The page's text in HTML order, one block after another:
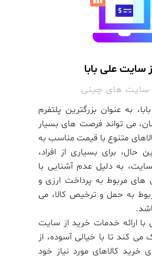
سایت علی بابا
سایت های چینی
به عنوان بزرگترین پلتفرم
می تواند فرصت های بسیار
متنوع با قیمت مناسب به
حال، برای بسیاری از افراد،
به دلیل عدم آشنایی با
های مربوط به پرداخت ارزی و
به حمل و ترخیص کالا، می
ارائه خدمات خرید از سایت
می کند تا با خیالی آسوده، از
خرید کالاهای مورد نیاز خود